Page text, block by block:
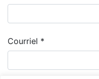
Courriel *